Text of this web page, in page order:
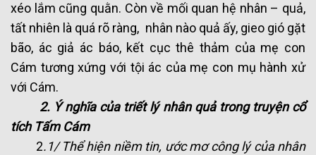
xéo lắm cũng quằn. Còn về mối quan hệ nhân – quả,
tất nhiên là quá rõ ràng, nhân nào quả ấy, gieo gió gặt
bão, ác giả ác báo, kết cục thê thảm của mẹ con
Cám tương xứng với tội ác của mẹ con mụ hành xử
với Cám.
2. Ý nghĩa của triết lý nhân quả trong truyện cổ
tích Tấm Cám
2.1/ Thể hiện niềm tin, ước mơ công lý của nhân